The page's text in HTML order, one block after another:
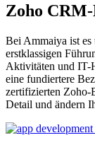
Zoho
Bei Ammaiya ist es
erstklassigen
Aktivitäten und IT-
eine fundiertere
zertifizierten Zoho-
Detail und ändern